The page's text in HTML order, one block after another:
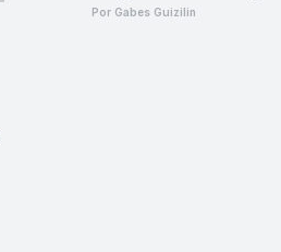
Por Gabes Guizilin